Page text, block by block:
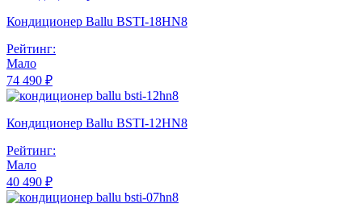
Кондиционер Ballu BSTI-18HN8
Рейтинг:
Мало
74 490 ₽
Кондиционер Ballu BSTI-12HN8
Рейтинг:
Мало
40 490 ₽